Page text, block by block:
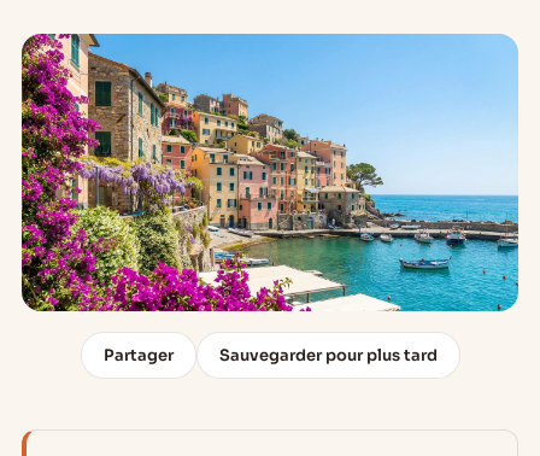
Partager Sauvegarder pour plus tard